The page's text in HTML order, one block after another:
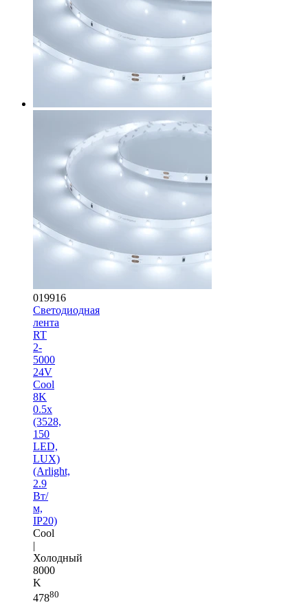
019916
Светодиодная
лента
RT
2-
5000
24V
Cool
8K
0.5x
(3528,
150
LED,
LUX)
(Arlight,
2.9
Вт/
м,
IP20)
Cool
|
Холодный
8000
K
47880